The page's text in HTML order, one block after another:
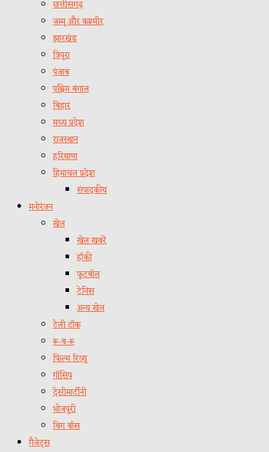
छत्तीसगढ़
जम्मू और कश्मीर
झारखंड
त्रिपुरा
पंजाब
पश्चिम बंगाल
बिहार
मध्य प्रदेश
राजस्थान
हरियाणा
हिमाचल प्रदेश
संपादकीय
मनोरंजन
खेल
खेल खबरें
हॉकी
फुटबॉल
टेनिस
अन्य खेल
टेली टॉक
रू-ब-रू
फिल्म रिव्यू
गॉसिप
देसीमार्टीनी
भोजपुरी
बिग बॉस
गैजेट्स